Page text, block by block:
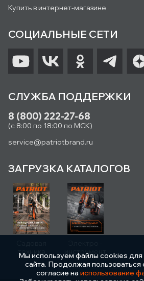
Купить в интернет-магазине
СОЦИАЛЬНЫЕ СЕТИ
СЛУЖБА ПОДДЕРЖКИ
8 (800) 222-27-68
(с 8:00 по 18:00 по МСК)
service@patriotbrand.ru
ЗАГРУЗКА КАТАЛОГОВ
техника
инструмент
Мы используем файлы cookies для
сайта. Продолжая пользоваться
согласие на использование